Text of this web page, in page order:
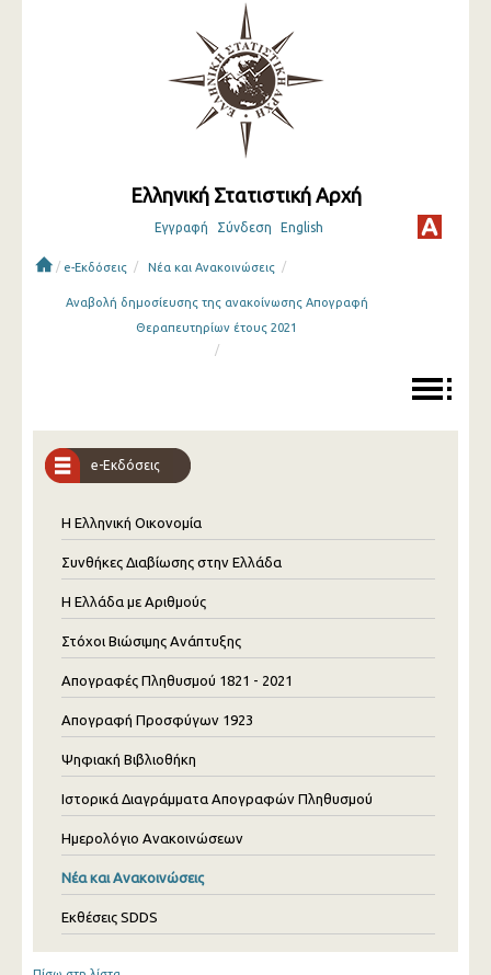
Ελληνική Στατιστική Αρχή
Εγγραφή Σύνδεση English
/ e-Εκδόσεις / Νέα και Ανακοινώσεις /
Aναβολή δημοσίευσης της ανακοίνωσης Απογραφή
Θεραπευτηρίων έτους 2021
/
e-Εκδόσεις
Η Ελληνική Οικονομία
Συνθήκες Διαβίωσης στην Ελλάδα
Η Ελλάδα με Αριθμούς
Στόχοι Βιώσιμης Ανάπτυξης
Απογραφές Πληθυσμού 1821 - 2021
Απογραφή Προσφύγων 1923
Ψηφιακή Βιβλιοθήκη
Ιστορικά Διαγράμματα Απογραφών Πληθυσμού
Ημερολόγιο Ανακοινώσεων
Νέα και Ανακοινώσεις
Εκθέσεις SDDS